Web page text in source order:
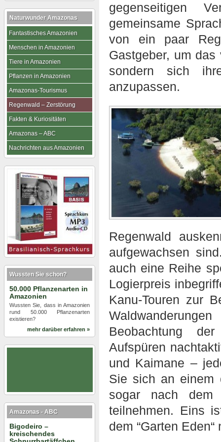
gegenseitigen
gemeinsame
von ein paar
Gastgeber, um
sondern sich
anzupassen.
Regenwald
aufgewachsen
auch eine Reihe
Logierpreis
Kanu-Touren zur
Beobachtung
Aufspüren
und Kaimane –
Sie sich an einem
sogar nach dem
teilnehmen. Eins
dem “Garten
Naturwunder Amazonas
Fantastisches Amazonien
Menschen in Amazonien
Tiere in Amazonien
Pflanzen in Amazonien
Amazonas-Tourismus
Regenwald – Zerstörung
Fakten & Kuriositäten
Amazonas – ABC
Nachrichten aus Amazonien
Wussten Sie schon?
50.000 Pflanzenarten in
Amazonien
Wussten Sie, dass in Amazonien
rund 50.000 Pflanzenarten
existieren?
mehr darüber erfahren »
Amazonas - ABC
Bigodeiro –
kreischendes